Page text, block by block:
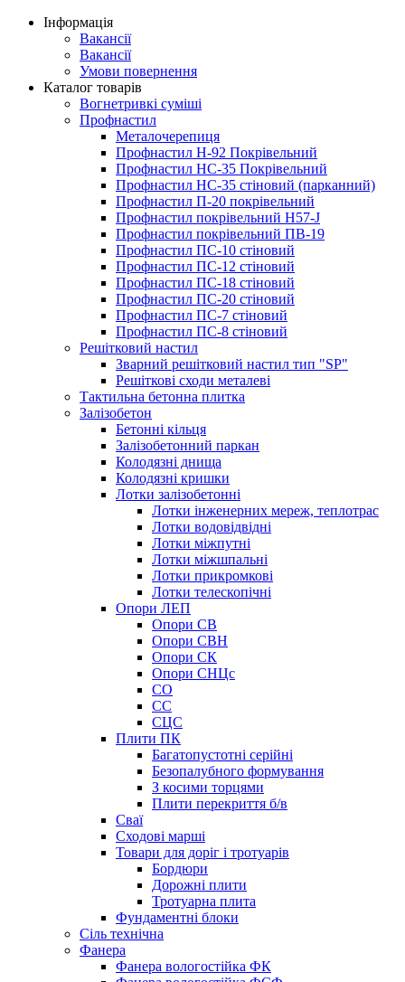
Інформація
Вакансії
Вакансії
Умови повернення
Каталог товарів
Вогнетривкі суміші
Профнастил
Металочерепиця
Профнастил Н-92 Покрівельний
Профнастил НС-35 Покрівельний
Профнастил НС-35 стіновий (парканний)
Профнастил П-20 покрівельний
Профнастил покрівельний H57-J
Профнастил покрівельний ПВ-19
Профнастил ПС-10 стіновий
Профнастил ПС-12 стіновий
Профнастил ПС-18 стіновий
Профнастил ПС-20 стіновий
Профнастил ПС-7 стіновий
Профнастил ПС-8 стіновий
Решітковий настил
Зварний решітковий настил тип "SP"
Решіткові сходи металеві
Тактильна бетонна плитка
Залізобетон
Бетонні кільця
Залізобетонний паркан
Колодязні днища
Колодязні кришки
Лотки залізобетонні
Лотки інженерних мереж, теплотрас
Лотки водовідвідні
Лотки міжпутні
Лотки міжшпальні
Лотки прикромкові
Лотки телескопічні
Опори ЛЕП
Опори СВ
Опори СВН
Опори СК
Опори СНЦс
СО
СС
СЦС
Плити ПК
Багатопустотні серійні
Безопалубного формування
З косими торцями
Плити перекриття б/в
Сваї
Сходові марші
Товари для доріг і тротуарів
Бордюри
Дорожні плити
Тротуарна плита
Фундаментні блоки
Сіль технічна
Фанера
Фанера вологостійка ФК